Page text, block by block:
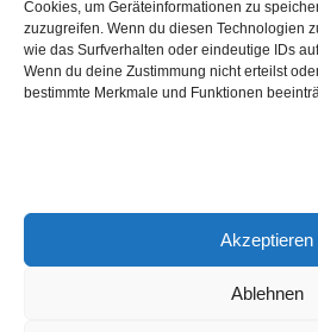
Cookies, um Geräteinformationen zu
zuzugreifen. Wenn du diesen Technologien
wie das Surfverhalten oder eindeutige IDs
Wenn du deine Zustimmung nicht erteilst
bestimmte Merkmale und Funktionen
Akzeptieren
Ablehnen
Destillerie:Hinch(Irland)
Single Malt, 43.0%
Peated: Nein
in den